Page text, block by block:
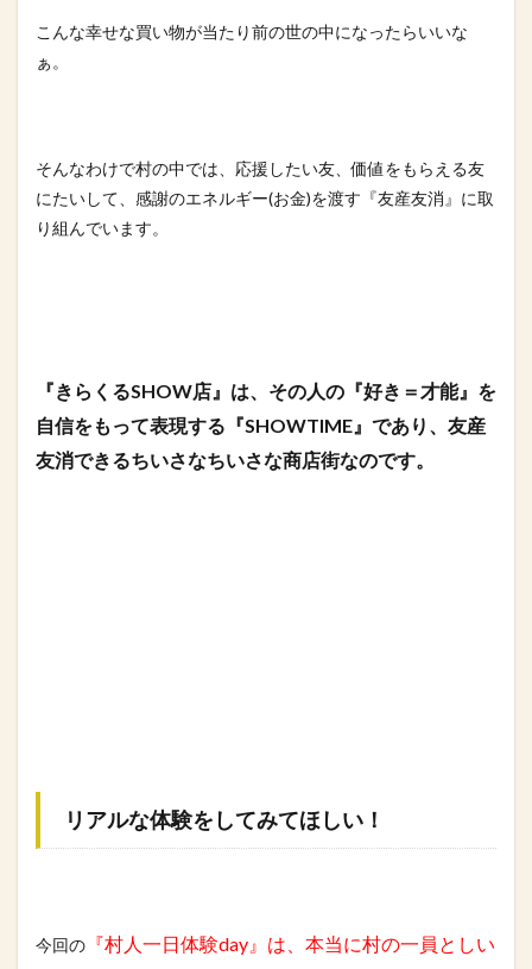
こんな幸せな買い物が当たり前の世の中になったらいいな
ぁ。
そんなわけで村の中では、応援したい友、価値をもらえる友
にたいして、感謝のエネルギー(お金)を渡す『友産友消』 に取
り組んでいます。
『きらくるSHOW店』は、その人の『好き＝才能』を
自信をもって表現する『SHOWTIME』であり、友産
友消できるちいさなちいさな商店街なのです。
リアルな体験をしてみてほしい！
今回の 『村人一日体験day』は、本当に村の一員としい